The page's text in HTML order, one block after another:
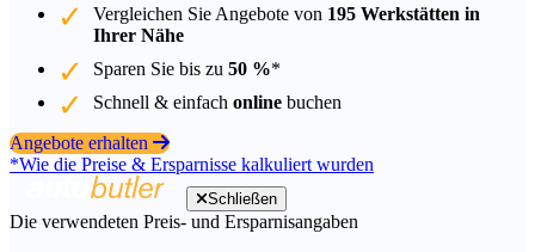
Vergleichen Sie Angebote von 195 Werkstätten in
Ihrer Nähe
Sparen Sie bis zu 50 %*
Schnell & einfach online buchen
Angebote erhalten
*Wie die Preise & Ersparnisse kalkuliert wurden
Schließen
Die verwendeten Preis- und Ersparnisangaben